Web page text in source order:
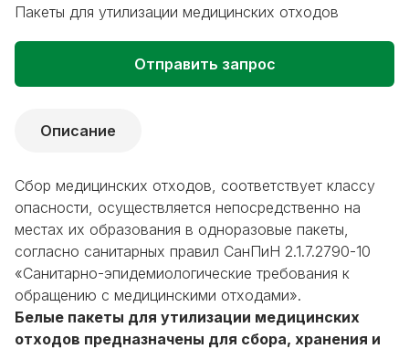
Пакеты для утилизации медицинских отходов
Отправить запрос
Описание
Сбор медицинских отходов, соответствует классу
опасности, осуществляется непосредственно на
местах их образования в одноразовые пакеты,
согласно санитарных правил СанПиН 2.1.7.2790-10
«Санитарно-эпидемиологические требования к
обращению с медицинскими отходами».
Белые пакеты для утилизации медицинских
отходов предназначены для сбора, хранения и